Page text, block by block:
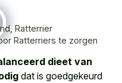
Ratterrier
Ratterriers te zorgen
dieet van
dat is goedgekeurd